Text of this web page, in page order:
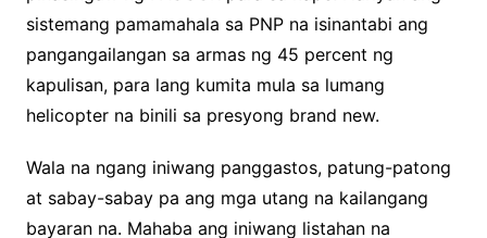
sistemang pamamahala sa PNP na isinantabi ang
pangangailangan sa armas ng 45 percent ng
kapulisan, para lang kumita mula sa lumang
helicopter na binili sa presyong brand new.
Wala na ngang iniwang panggastos, patung-patong
at sabay-sabay pa ang mga utang na kailangang
bayaran na. Mahaba ang iniwang listahan na